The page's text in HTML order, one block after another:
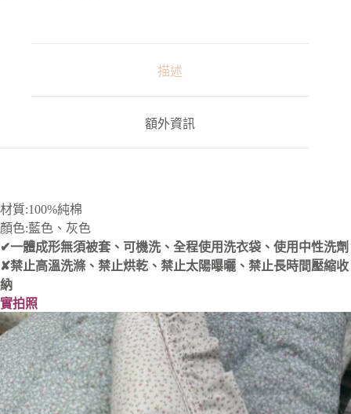
描述
額外資訊
材質:100%純棉
顏色:藍色、灰色
✔一體成形無須被套、可機洗、全程使用洗衣袋、使用中性洗劑
✘禁止高溫洗滌、禁止烘乾、禁止太陽曝曬、禁止長時間壓縮收
納
實拍照